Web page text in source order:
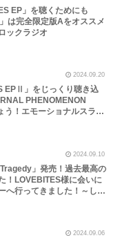
EP」を聴くためにも
は完全限定版Aをオススメ
ックラジオ
2024.09.20
EPⅡ」をじっくり聴き込
PHENOMENON
う！エモーショナルスラッ
2024.09.10
」発売！過去最高の
！LOVEBITES様に会いに
へ行ってきました！～しな
2024.09.06